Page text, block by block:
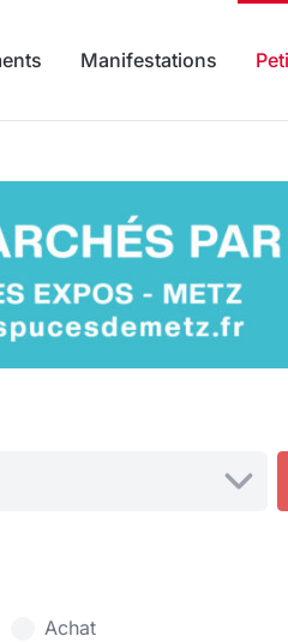
Manifestations
Achat